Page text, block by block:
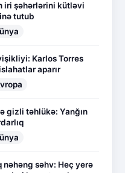
iri şəhərlərini kütləvi
tutub
Karlos Torres
aparır
gizli təhlükə: Yanğın
nəhəng səhv: Heç yerə